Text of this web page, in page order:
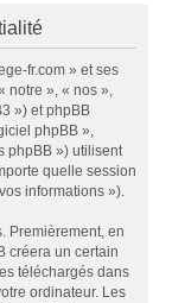
fr.com » et ses
notre », « nos »,
») et phpBB
phpBB »,
phpBB ») utilisent
quelle session
informations »).
Premièrement, en
créera un certain
téléchargés dans
ordinateur. Les